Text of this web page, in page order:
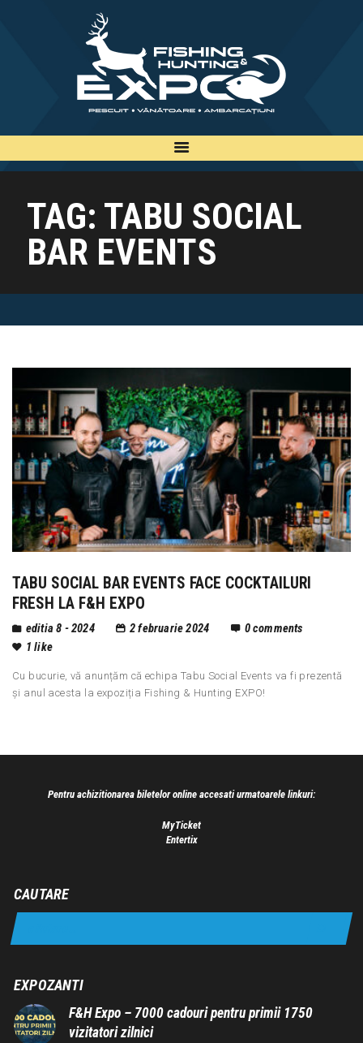
TAG: TABU SOCIAL
BAR EVENTS
INFO
PLAN
EXPOZANTI
EDITII
EN
TABU SOCIAL BAR EVENTS FACE COCKTAILURI
FRESH LA F&H EXPO
editia 8 - 2024 2 februarie 2024 0comments
1 like
Cu bucurie, vă anunțăm că echipa Tabu Social Events va fi prezentă
și anul acesta la expoziția Fishing & Hunting EXPO!
Pentru achizitionarea biletelor online accesati urmatoarele linkuri:
MyTicket
Entertix
CAUTARE
EXPOZANTI
F&H Expo – 7000 cadouri pentru primii 1750
vizitatori zilnici